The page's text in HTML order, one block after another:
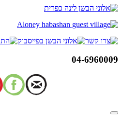
דלג
04-6960009